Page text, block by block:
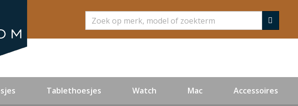
Zoeken
Tablethoesjes Watch Mac Accessoires